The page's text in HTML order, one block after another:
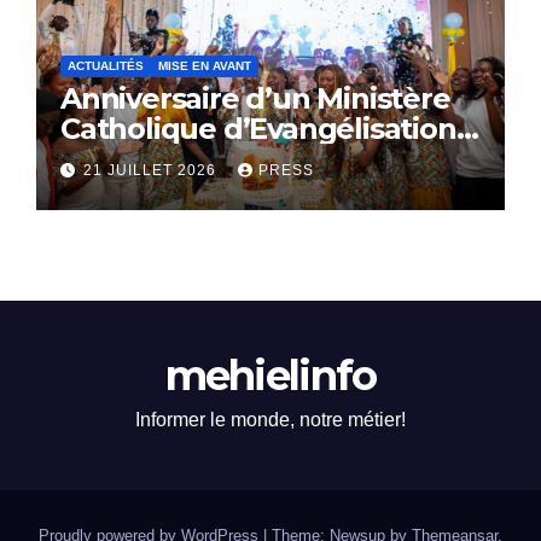
ACTUALITÉS MISE EN AVANT
Anniversaire d’un Ministère
Catholique d’Evangélisation:
Le SACERDOCE ROYAL
célèbre ses 16 ans
d’existence
21 JUILLET 2026 PRESS
mehielinfo
Informer le monde, notre métier!
Proudly powered by WordPress Theme: Newsup by Themeansar.